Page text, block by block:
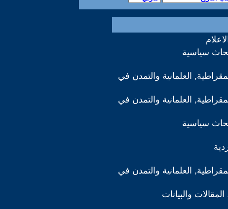
سياسية
العلمانية والتمدن في
العلمانية والتمدن في
سياسية
العلمانية والتمدن في
المقالات والبيانات